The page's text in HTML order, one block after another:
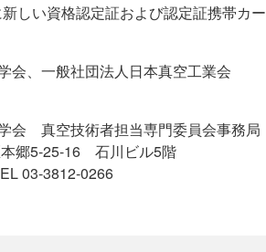
しい資格認定証および認定証携帯カ
会、一般社団法人日本真空工業会
会 真空技術者担当専門委員会事務局
郷5-25-16 石川ビル5階
03-3812-0266